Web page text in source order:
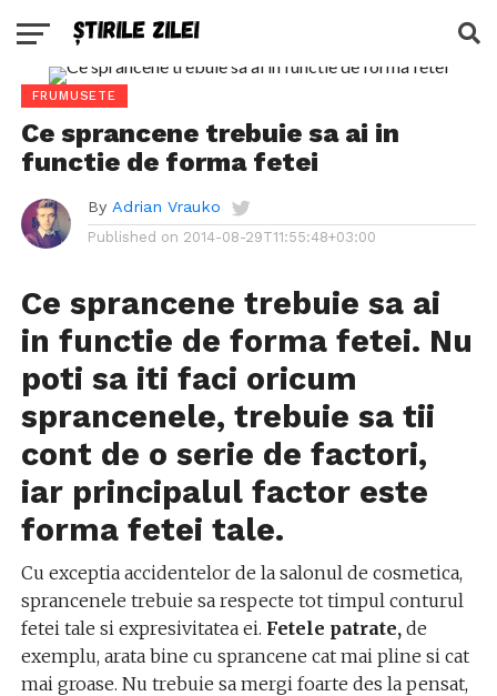
FRUMUSETE
Ce sprancene trebuie sa ai in
functie de forma fetei
By Adrian Vrauko
Published on 2014-08-29T11:55:48+03:00
Ce sprancene trebuie sa ai
in functie de forma fetei. Nu
poti sa iti faci oricum
sprancenele, trebuie sa tii
cont de o serie de factori,
iar principalul factor este
forma fetei tale.
Cu exceptia accidentelor de la salonul de cosmetica,
sprancenele trebuie sa respecte tot timpul conturul
fetei tale si expresivitatea ei. Fetele patrate,de
exemplu, arata bine cu sprancene cat mai pline si cat
mai groase. Nu trebuie sa mergi foarte des la pensat,